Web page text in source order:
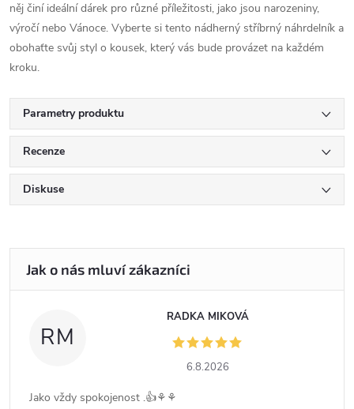
něj činí ideální dárek pro různé příležitosti, jako jsou narozeniny,
výročí nebo Vánoce. Vyberte si tento nádherný stříbrný náhrdelník a
obohaťte svůj styl o kousek, který vás bude provázet na každém
kroku.
Parametry produktu
Recenze
Diskuse
RM
RADKA MIKOVÁ
6.8.2026
Jako vždy spokojenost .👍⚘️⚘️